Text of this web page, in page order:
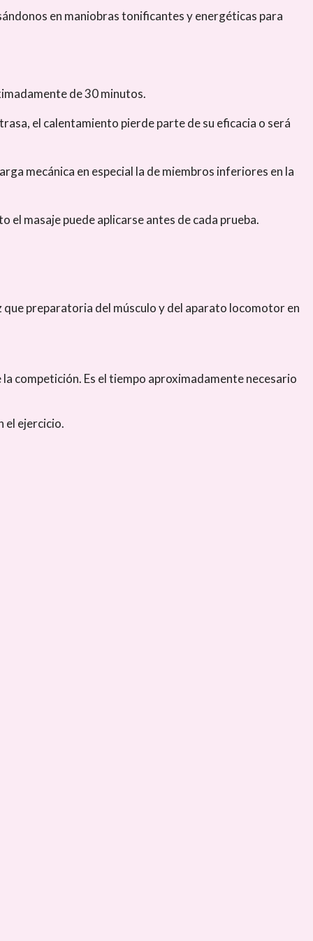
en maniobras tonificantes y energéticas para
de 30 minutos.
el calentamiento pierde parte de su eficacia o será
mecánica en especial la de miembros inferiores en la
el masaje puede aplicarse antes de cada prueba.
preparatoria del músculo y del aparato locomotor en
competición. Es el tiempo aproximadamente necesario
el ejercicio.